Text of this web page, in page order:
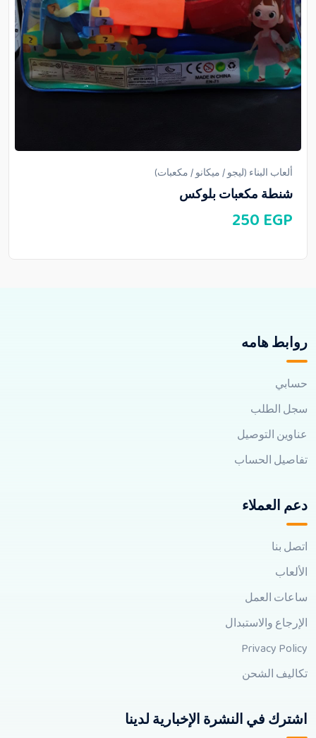
ألعاب البناء (ليجو / ميكانو / مكعبات)
شنطة مكعبات بلوكس
250 EGP
روابط هامه
حسابي
سجل الطلب
عناوين التوصيل
تفاصيل الحساب
دعم العملاء
اتصل بنا
الألعاب
ساعات العمل
الإرجاع والاستبدال
Privacy Policy
تكاليف الشحن
اشترك في النشرة الإخبارية لدينا